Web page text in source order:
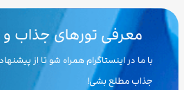
معرفی تورهای جذاب و
با ما در اینستاگرام همراه شو تا از
جذاب مطلع بشی!